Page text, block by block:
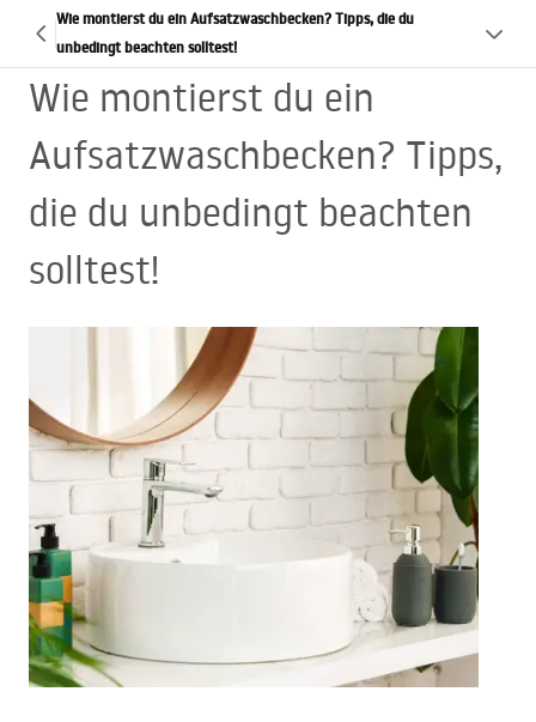
Wie montierst du ein Aufsatzwaschbecken? Tipps, die du
unbedingt beachten solltest!
Wie montierst du ein
Aufsatzwaschbecken? Tipps,
die du unbedingt beachten
solltest!